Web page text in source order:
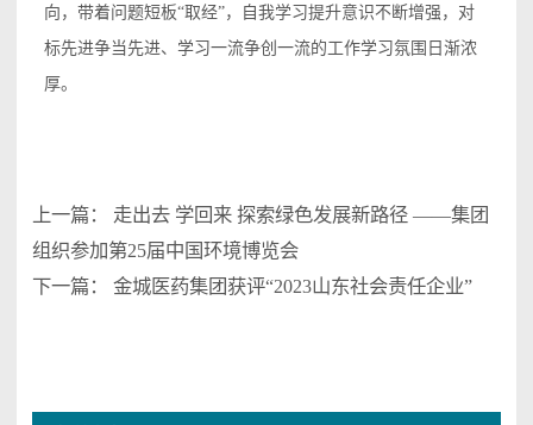
向，带着问题短板“取经”，自我学习提升意识不断增强，对
标先进争当先进、学习一流争创一流的工作学习氛围日渐浓
厚。
上一篇： 走出去 学回来 探索绿色发展新路径 ——集团
组织参加第25届中国环境博览会
下一篇：金城医药集团获评“2023山东社会责任企业”